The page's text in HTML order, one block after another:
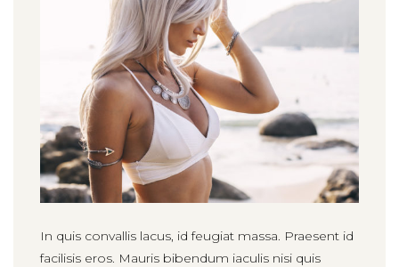
In quis convallis lacus, id feugiat massa. Praesent id
facilisis eros. Mauris bibendum iaculis nisi quis